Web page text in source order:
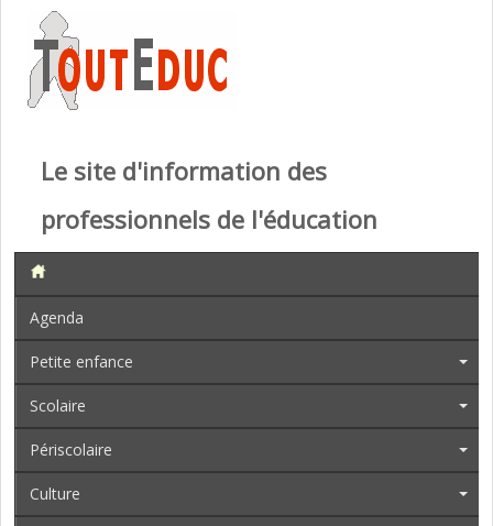
Le site d'information des
professionnels de l'éducation
Agenda
Petite enfance
Scolaire
Périscolaire
Culture